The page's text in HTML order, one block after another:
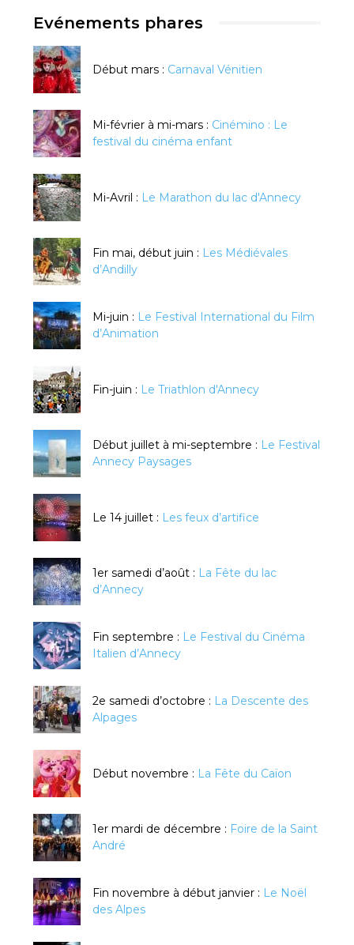
Evénements phares
Début mars : Carnaval Vénitien
Mi-février à mi-mars : Cinémino : Le
festival du cinéma enfant
Mi-Avril : Le Marathon du lac d'Annecy
Fin mai, début juin : Les Médiévales
d’Andilly
Mi-juin : Le Festival International du Film
d’Animation
Fin-juin : Le Triathlon d'Annecy
Début juillet à mi-septembre : Le Festival
Annecy Paysages
Le 14 juillet : Les feux d’artifice
1er samedi d’août : La Fête du lac
d’Annecy
Fin septembre : Le Festival du Cinéma
Italien d’Annecy
2e samedi d’octobre : La Descente des
Alpages
Début novembre : La Fête du Caïon
1er mardi de décembre : Foire de la Saint
André
Fin novembre à début janvier : Le Noël
des Alpes